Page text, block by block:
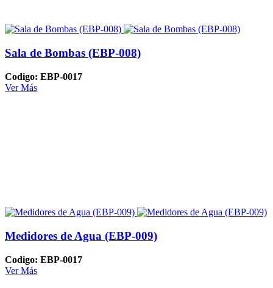
Sala de Bombas (EBP-008)
Codigo: EBP-0017
Ver Más
Medidores de Agua (EBP-009)
Codigo: EBP-0017
Ver Más